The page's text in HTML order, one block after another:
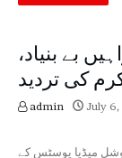
بے بنیاد،
کی تردید
admin July
میڈیا پوسٹس کے